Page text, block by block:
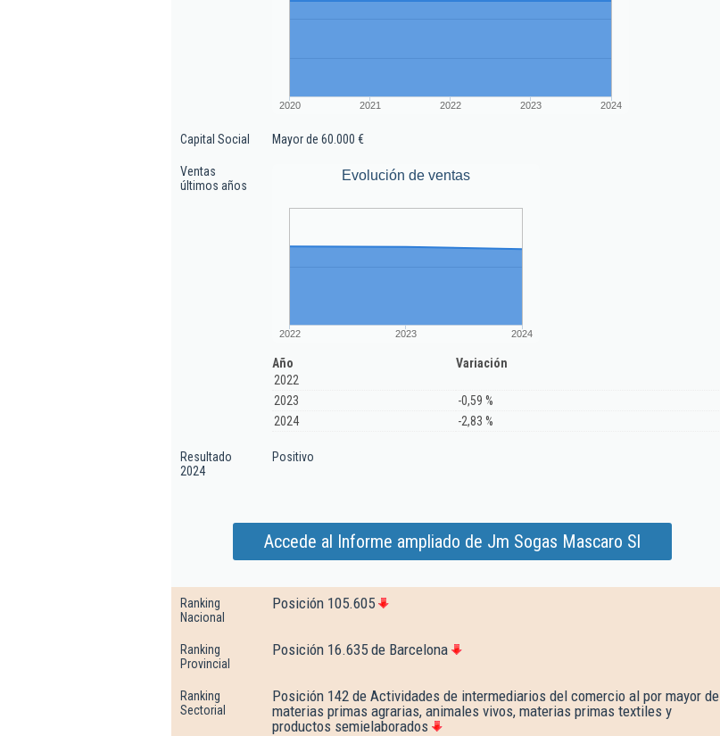
2020 2021 2022 2023 2024
Capital Social Mayor de 60.000 €
Ventas
últimos años
Evolución de ventas
2022 2023 2024
Año
Variación
2022
2023
-0,59 %
2024
-2,83 %
Resultado
2024
Positivo
Accede al Informe ampliado de Jm Sogas Mascaro Sl
Ranking
Nacional
Posición 105.605
Ranking
Provincial
Posición 16.635 de Barcelona
Ranking
Sectorial
Posición 142 de Actividades de intermediarios del comercio al por mayor de
materias primas agrarias, animales vivos, materias primas textiles y
productos semielaborados